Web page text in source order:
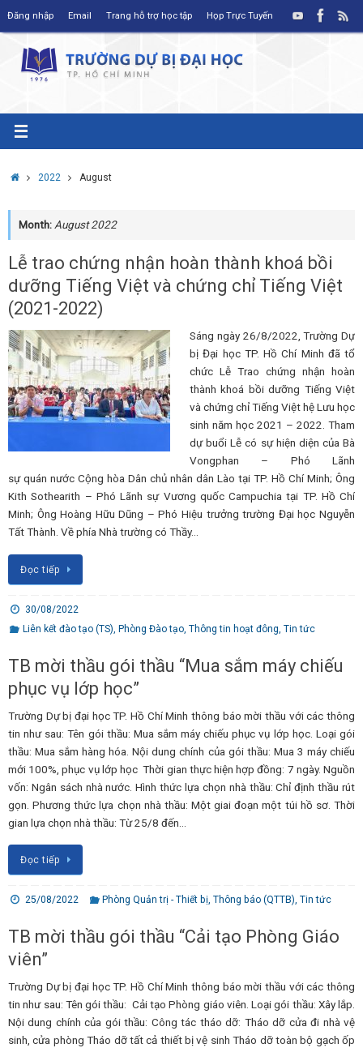
Đăng nhập Email Trang hỗ trợ học tập Họp Trực Tuyến
Home2022 August
Month: August 2022
Lễ trao chứng nhận hoàn thành khoá bồi
dưỡng Tiếng Việt và chứng chỉ Tiếng Việt
(2021-2022)
Sáng ngày 26/8/2022, Trường Dự
bị Đại học TP. Hồ Chí Minh đã tổ
chức Lễ Trao chứng nhận hoàn
thành khoá bồi dưỡng Tiếng Việt
và chứng chỉ Tiếng Việt hệ Lưu học
sinh năm học 2021 – 2022. Tham
dự buổi Lễ có sự hiện diện của Bà
Vongphan – Phó Lãnh
sự quán nước Cộng hòa Dân chủ nhân dân Lào tại TP. Hồ Chí Minh; Ông
Kith Sothearith – Phó Lãnh sự Vương quốc Campuchia tại TP. Hồ Chí
Minh; Ông Hoàng Hữu Dũng – Phó Hiệu trưởng trường Đại học Nguyễn
Tất Thành. Về phía Nhà trường có Thầy…
Đọc tiếp
30/08/2022
Liên kết đào tạo (TS) Phòng Đào tạo, Thông tin hoạt đông Tin tức
TB mời thầu gói thầu “Mua sắm máy chiếu
phục vụ lớp học”
Trường Dự bị đại học TP. Hồ Chí Minh thông báo mời thầu với các thông
tin như sau: Tên gói thầu: Mua sắm máy chiếu phục vụ lớp học. Loại gói
thầu: Mua sắm hàng hóa. Nội dung chính của gói thầu: Mua 3 máy chiếu
mới 100%, phục vụ lớp học Thời gian thực hiện hợp đồng: 7 ngày. Nguồn
vốn: Ngân sách nhà nước. Hình thức lựa chọn nhà thầu: Chỉ định thầu rút
gọn. Phương thức lựa chọn nhà thầu: Một giai đoạn một túi hồ sơ. Thời
gian lựa chọn nhà thầu: Từ 25/8 đến…
Đọc tiếp
25/08/2022 Phòng Quản trị - Thiết bị,Thông báo (QTTB),Tin tức
TB mời thầu gói thầu “Cải tạo Phòng Giáo
viên”
Trường Dự bị đại học TP. Hồ Chí Minh thông báo mời thầu với các thông
tin như sau: Tên gói thầu: Cải tạo Phòng giáo viên. Loại gói thầu: Xây lắp.
Nội dung chính của gói thầu: Công tác tháo dỡ: Tháo dỡ cửa đi nhà vệ
sinh, cửa phòng Tháo dỡ tất cả thiết bị vệ sinh Tháo dỡ toàn bộ gạch ốp